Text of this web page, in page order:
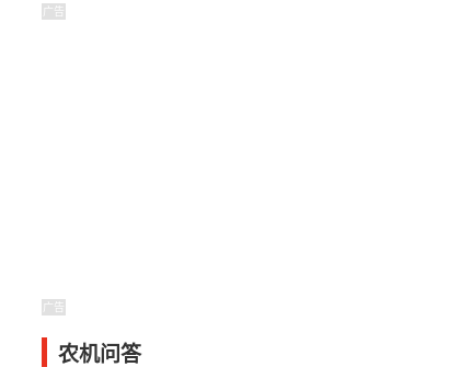
广告
广告
农机问答